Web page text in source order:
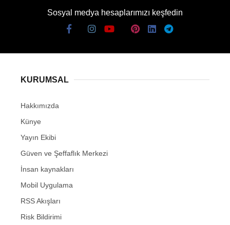
Sosyal medya hesaplarımızı keşfedin
KURUMSAL
Hakkımızda
Künye
Yayın Ekibi
Güven ve Şeffaflık Merkezi
İnsan kaynakları
Mobil Uygulama
RSS Akışları
Risk Bildirimi